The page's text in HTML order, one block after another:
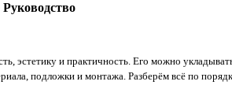
эстетику и практичность. Его можно
подложки и монтажа. Разберём всё по